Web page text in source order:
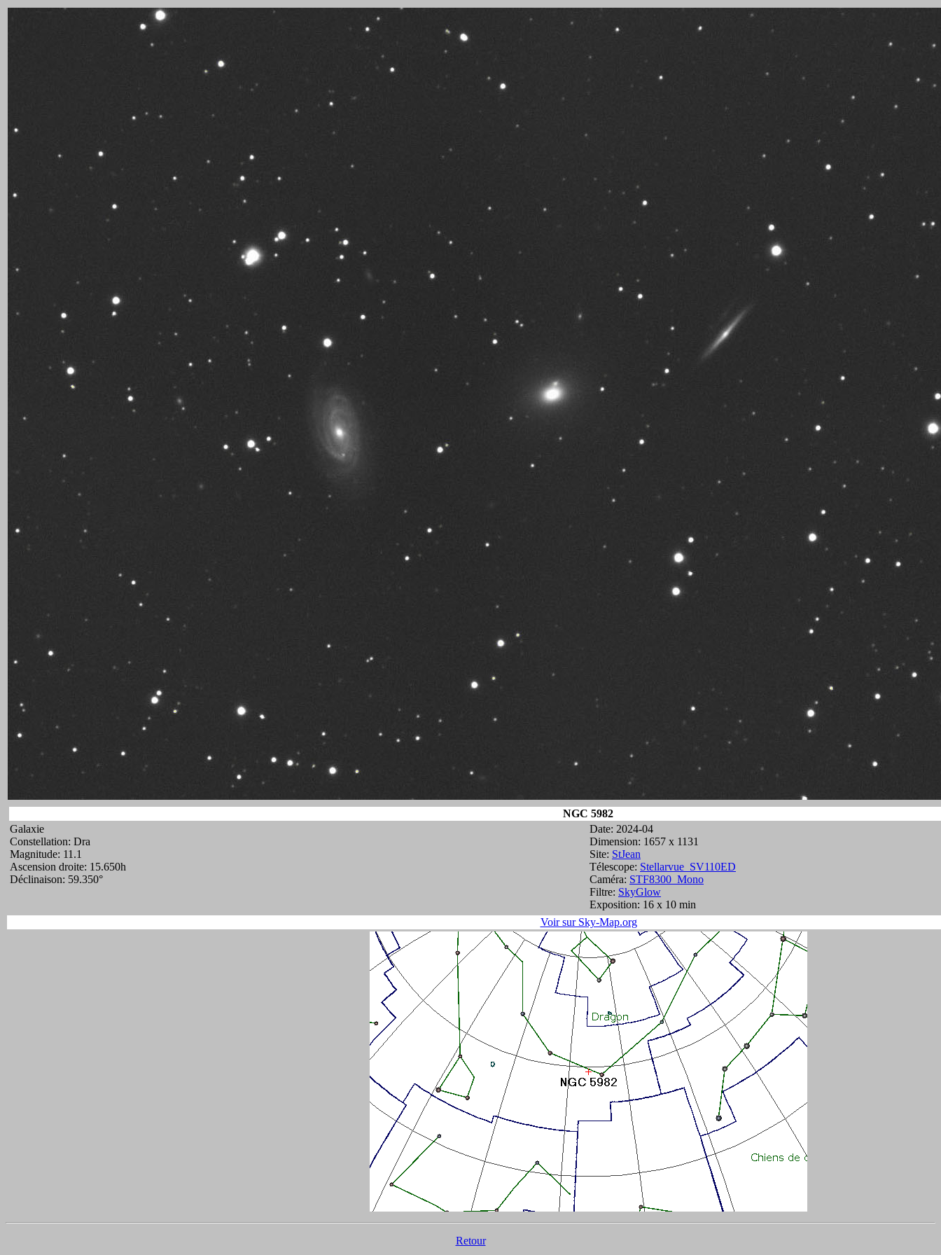
NGC 5982
Galaxie
Constellation: Dra
Magnitude: 11.1
Ascension droite: 15.650h
Déclinaison: 59.350°
Date: 2024-04
Dimension: 1657 x 1131
Site: StJean
Télescope: Stellarvue_SV110ED
Caméra: STF8300_Mono
Filtre: SkyGlow
Exposition: 16 x 10 min
Voir sur Sky-Map.org
Retour